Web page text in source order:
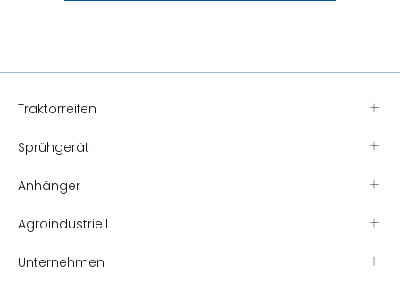
Traktorreifen
Sprühgerät
Anhänger
Agroindustriell
Unternehmen